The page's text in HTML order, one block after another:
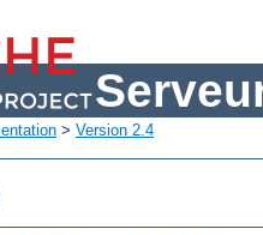
> Version 2.4